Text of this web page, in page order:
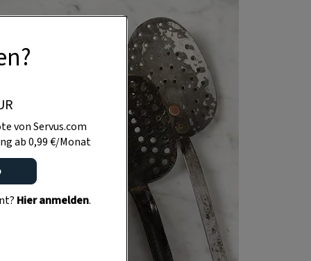
von Servus.com
ab 0,99 €/Monat
Hier anmelden.